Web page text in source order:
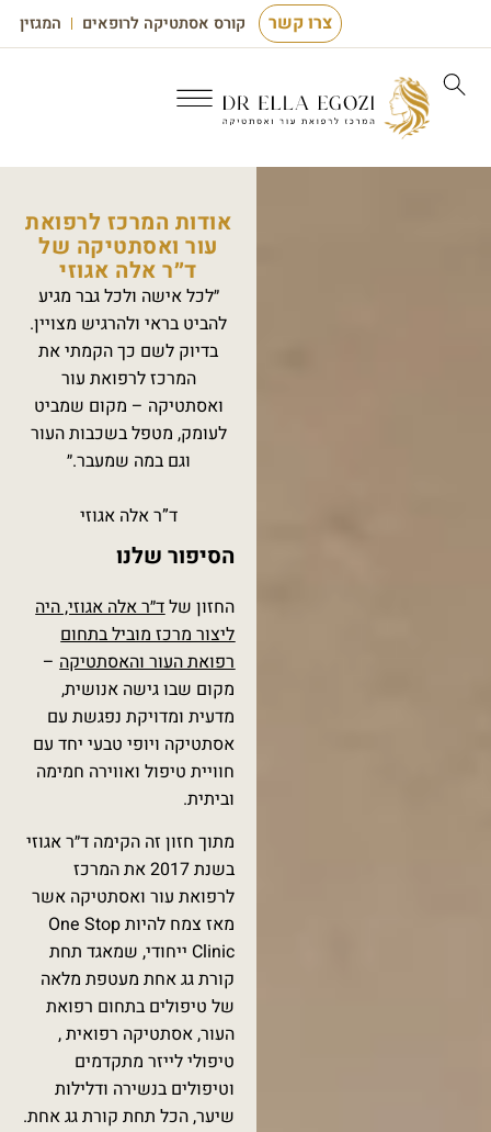
קורס אסתטיקה לרופאים המגזין
אודות המרכז לרפואת
עור ואסתטיקה של
ד״ר אלה אגוזי
״לכל אישה ולכל גבר מגיע
להביט בראי ולהרגיש מצויין.
בדיוק לשם כך הקמתי את
המרכז לרפואת עור
ואסתטיקה – מקום שמביט
לעומק, מטפל בשכבות העור
וגם במה שמעבר.״
ד”ר אלה אגוזי
הסיפור שלנו
ד״ר אלה אגוזי, היה
ליצור מרכז מוביל בתחום
רפואת העור והאסתטיקה–
מקום שבו גישה אנושית,
מדעית ומדויקת נפגשת עם
אסתטיקה ויופי טבעי יחד עם
חוויית טיפול ואווירה חמימה
מתוך חזון זה הקימה ד״ר אגוזי
בשנת 2017 את המרכז
לרפואת עור ואסתטיקה אשר
מאז צמח להיות One Stop
Clinic ייחודי, שמאגד תחת
קורת גג אחת מעטפת מלאה
של טיפולים בתחום רפואת
העור, אסתטיקה רפואית ,
טיפולי לייזר מתקדמים
וטיפולים בנשירה ודלילות
שיער, הכל תחת קורת גג אחת.